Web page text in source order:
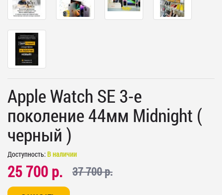
Apple Watch SE 3-е
поколение 44мм Midnight (
черный )
Доступность: В наличии
25 700 р. 37 700 р.